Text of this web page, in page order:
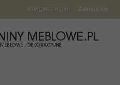
Zaloguj się
Kontakt z nami